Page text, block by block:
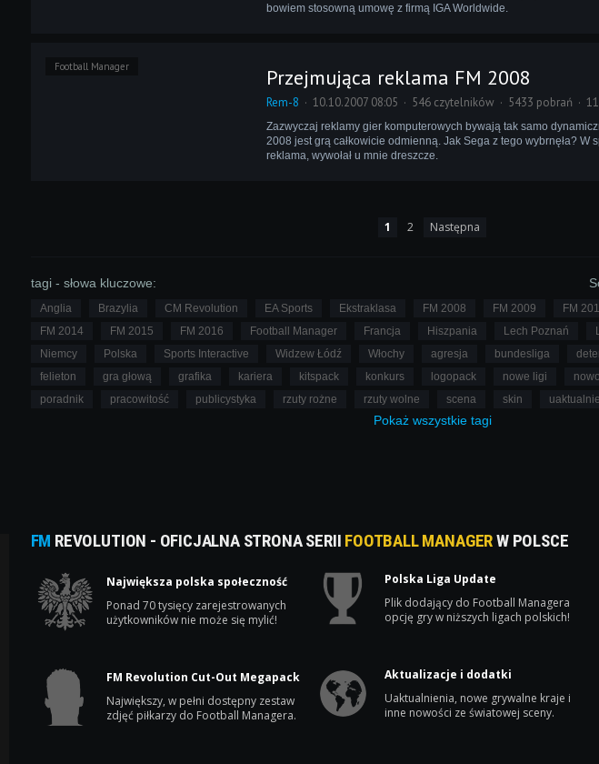
bowiem stosowną umowę z firmą IGA Worldwide.
Football Manager Przejmująca reklama FM 2008
Rem-8 10.10.2007 08:05 546 czytelników 5433 pobrań
Zazwyczaj reklamy gier komputerowych bywają tak samo
2008 jest grą całkowicie odmienną. Jak Sega z tego wybrnęła? W
reklama, wywołał u mnie dreszcze.
1 2 Następna
tagi - słowa kluczowe:
Anglia Brazylia CM Revolution EA Sports Ekstraklasa FM 2008 FM 2009 FM
FM 2014
FM 2015 FM 2016 Football Manager Francja Hiszpania Lech Poznań
Niemcy
Polska Sports Interactive Widzew Łódź Włochy agresja bundesliga
felieton
gra głową grafika kariera kitspack konkurs logopack nowe ligi
poradnik
pracowitość publicystyka rzuty rożne rzuty wolne scena skin
Pokaż wszystkietagi
FM REVOLUTION - OFICJALNA STRONA SERII FOOTBALL MANAGERW POLSCE
Największa polska społeczność
Ponad 70 tysięcy zarejestrowanych
użytkowników nie może się mylić!
Polska Liga Update
Plik dodający do Football Managera
opcję gry w niższych ligach polskich!
FM Revolution Cut-Out Megapack
Największy, w pełni dostępny zestaw
zdjęć piłkarzy do Football Managera.
Aktualizacje i dodatki
Uaktualnienia, nowe grywalne kraje i
inne nowości ze światowej sceny.